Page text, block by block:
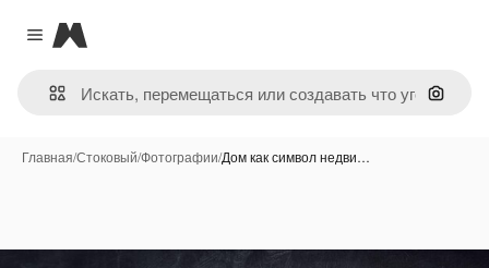
Close menu
Magnific
Поиск
Главная/Стоковый/Фотографии/Дом как символ недви…